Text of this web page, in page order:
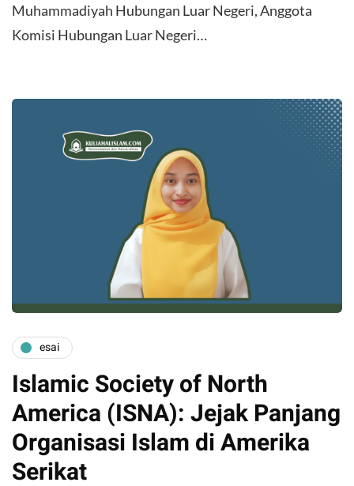
Muhammadiyah Hubungan Luar Negeri, Anggota
Komisi Hubungan Luar Negeri…
esai
Islamic Society of North
America (ISNA): Jejak Panjang
Organisasi Islam di Amerika
Serikat